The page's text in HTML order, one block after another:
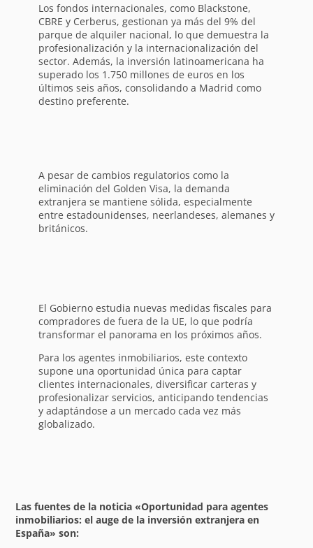
Los fondos internacionales, como Blackstone,
CBRE y Cerberus, gestionan ya más del 9% del
parque de alquiler nacional, lo que demuestra la
profesionalización y la internacionalización del
sector. Además, la inversión latinoamericana ha
superado los 1.750 millones de euros en los
últimos seis años, consolidando a Madrid como
destino preferente.
A pesar de cambios regulatorios como la
eliminación del Golden Visa, la demanda
extranjera se mantiene sólida, especialmente
entre estadounidenses, neerlandeses, alemanes y
británicos.
El Gobierno estudia nuevas medidas fiscales para
compradores de fuera de la UE, lo que podría
transformar el panorama en los próximos años.
Para los agentes inmobiliarios, este contexto
supone una oportunidad única para captar
clientes internacionales, diversificar carteras y
profesionalizar servicios, anticipando tendencias
y adaptándose a un mercado cada vez más
globalizado.
Las fuentes de la noticia «Oportunidad para agentes
inmobiliarios: el auge de la inversión extranjera en
España» son: